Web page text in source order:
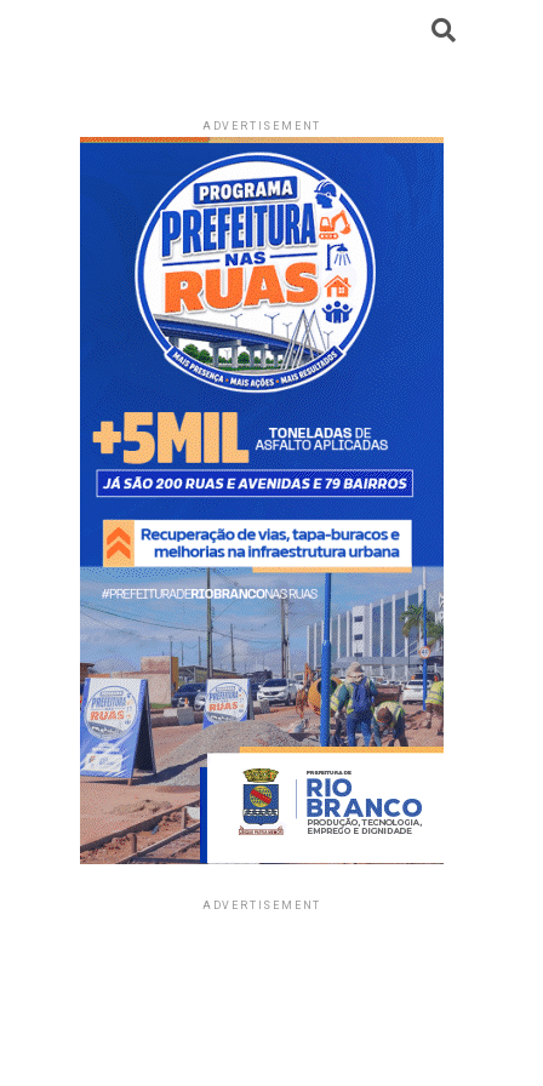
ADVERTISEMENT
ADVERTISEMENT